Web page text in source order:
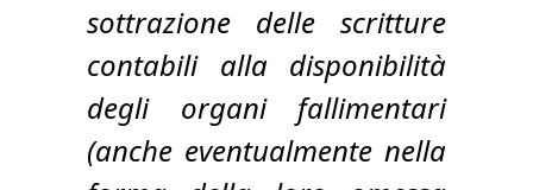
sottrazione delle scritture
contabili alla disponibilità
degli organi fallimentari
(anche eventualmente nella